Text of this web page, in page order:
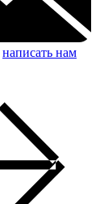
написать нам